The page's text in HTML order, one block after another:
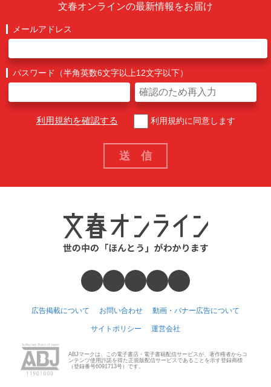
文春オンラインの最新情報をお届け
メールアドレス
パスワード（半角英数6文字以上12文字以下）
利用規約を確認する 利用規約に同意します
広告掲載について お問い合わせ 動画・バナー広告について
サイトポリシー 運営会社
ABJマークは、この電子書店・電子書籍配信サービスが、著作権者からコ
ンテンツ使用許諾を得た正規版配信サービスであることを示す登録商標
（登録番号6091713号）です。